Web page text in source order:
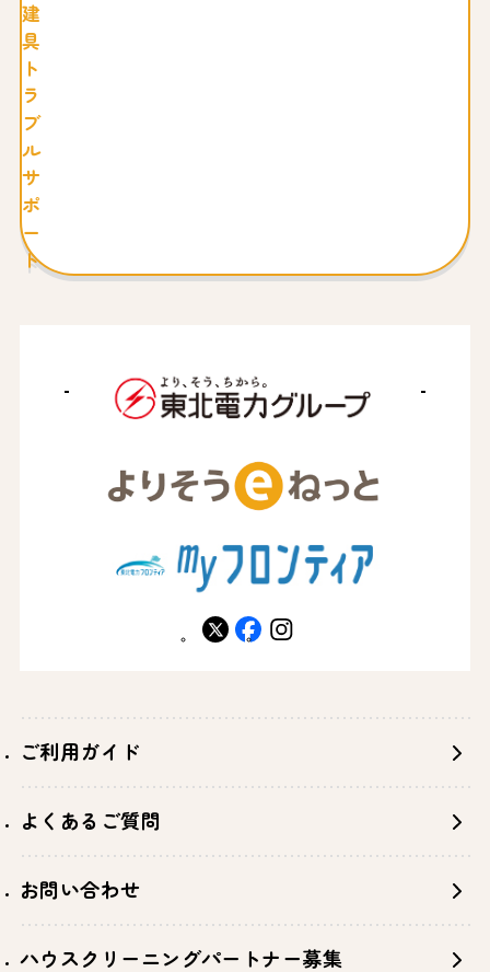
建
具
ト
ラ
ブ
ル
サ
ポ
ー
ト
X facebookinstagram
ご利用ガイド
よくあるご質問
お問い合わせ
ハウスクリーニングパートナー募集